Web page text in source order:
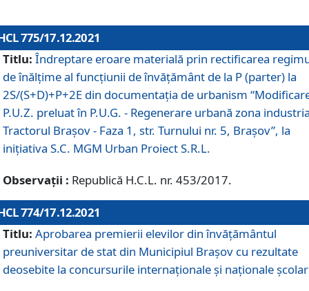
775/17.12.2021
Titlu: Îndreptare eroare materială prin rectificarea
de înălţime al funcţiunii de învăţământ de la P (parter) la
2S/(S+D)+P+2E din documentaţia de urbanism
P.U.Z. preluat în P.U.G. - Regenerare urbană zona
Tractorul Braşov - Faza 1, str. Turnului nr. 5, Braşov”, la
iniţiativa S.C. MGM Urban Proiect S.R.L.
Observații : Republică H.C.L. nr. 453/2017.
774/17.12.2021
Titlu: Aprobarea premierii elevilor din învățământul
preuniversitar de stat din Municipiul Brașov cu rezultate
deosebite la concursurile internaționale și naționale